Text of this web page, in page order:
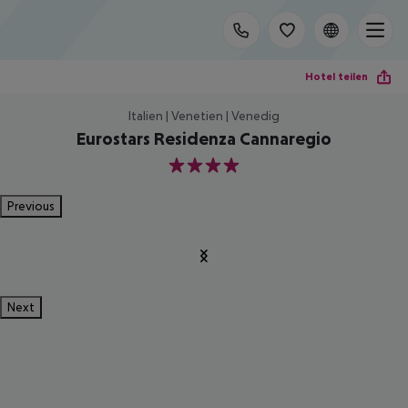
Hotel teilen
Italien | Venetien | Venedig
Eurostars Residenza Cannaregio
4
Previous
Next